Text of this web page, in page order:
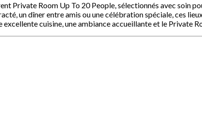
Private Room Up To 20 People, sélectionnés avec soin
un dîner entre amis ou une célébration spéciale, ces
cuisine, une ambiance accueillante et le Private